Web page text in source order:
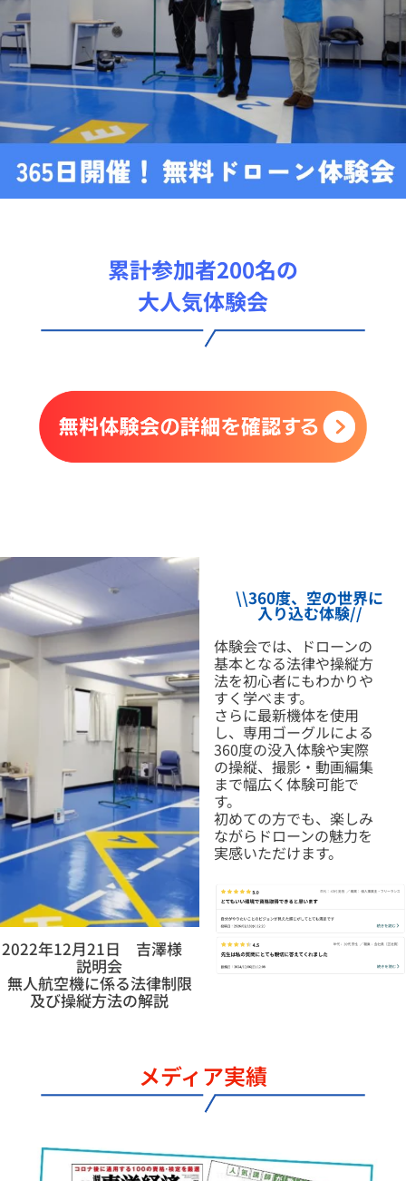
累計参加者200名の
大人気体験会
2022年12月21日 吉澤様
説明会
無人航空機に係る法律制限
及び操縦方法の解説
\\360度、空の世界に
入り込む体験//
体験会では、ドローンの
基本となる法律や操縦方
法を初心者にもわかりや
すく学べます。
さらに最新機体を使用
し、専用ゴーグルによる
360度の没入体験や実際
の操縦、撮影・動画編集
まで幅広く体験可能で
す。
初めての方でも、楽しみ
ながらドローンの魅力を
実感いただけます。
メディア実績